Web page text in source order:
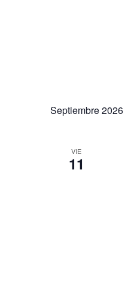
Septiembre 2026
VIE
11